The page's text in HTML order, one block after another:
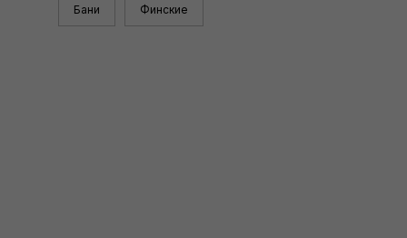
Бани Финские